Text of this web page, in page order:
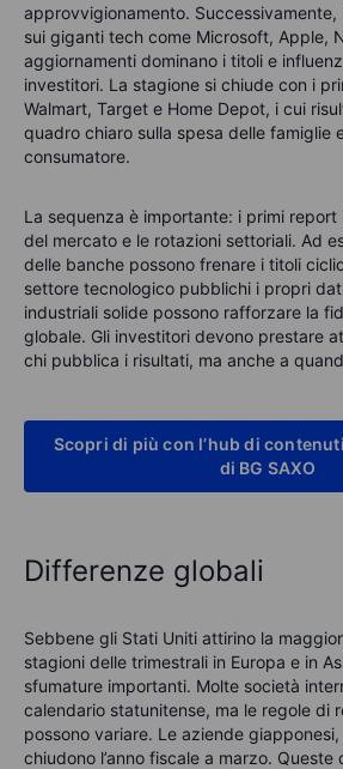
approvvigionamento. Successivamente,
sui giganti tech come Microsoft, Apple,
aggiornamenti dominano i titoli e
investitori. La stagione si chiude con i
Walmart, Target e Home Depot, i cui
quadro chiaro sulla spesa delle famiglie
consumatore.
La sequenza è importante: i primi report
del mercato e le rotazioni settoriali. Ad
delle banche possono frenare i titoli
settore tecnologico pubblichi i propri
industriali solide possono rafforzare la
globale. Gli investitori devono prestare
chi pubblica i risultati, ma anche a
Scopri di più con l’hub di
di BG SAXO
Differenze globali
Sebbene gli Stati Uniti attirino la
stagioni delle trimestrali in Europa e in
sfumature importanti. Molte società
calendario statunitense, ma le regole di
possono variare. Le aziende
chiudono l’anno fiscale a marzo.